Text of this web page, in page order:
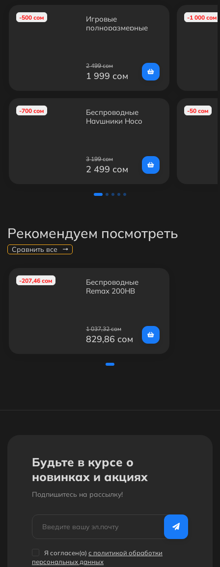
-500 сом
Игровые
полноразмерные
микрофоном
2 499 сом
1 999 сом
-700 сом
Беспроводные
Наушники Hoco
3 199 сом
2 499 сом
-1 000 сом
-50 сом
Рекомендуем посмотреть
Сравнить все
-207,46 сом
Беспроводные
Remax 200HB
1 037,32 сом
829,86 сом
Будьте в курсе о
новинках и акциях
Подпишитесь на рассылкy!
Я согласен(a) с политикой обработки
персональных данных